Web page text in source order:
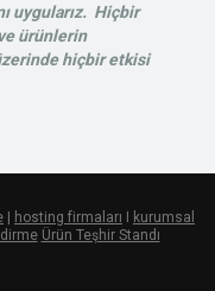
uygularız. Hiçbir
ürünlerin
hiçbir etkisi
hosting firmaları
kurumsal
Ürün Teşhir Standı